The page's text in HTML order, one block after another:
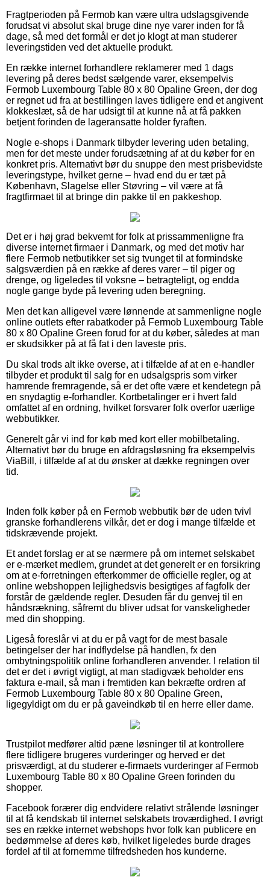
Fragtperioden på Fermob kan være ultra udslagsgivende
forudsat vi absolut skal bruge dine nye varer inden for få
dage, så med det formål er det jo klogt at man studerer
leveringstiden ved det aktuelle produkt.
En række internet forhandlere reklamerer med 1 dags
levering på deres bedst sælgende varer, eksempelvis
Fermob Luxembourg Table 80 x 80 Opaline Green, der dog
er regnet ud fra at bestillingen laves tidligere end et angivent
klokkeslæt, så de har udsigt til at kunne nå at få pakken
betjent forinden de lageransatte holder fyraften.
Nogle e-shops i Danmark tilbyder levering uden betaling,
men for det meste under forudsætning af at du køber for en
konkret pris. Alternativt bør du snuppe den mest prisbevidste
leveringstype, hvilket gerne – hvad end du er tæt på
København, Slagelse eller Støvring – vil være at få
fragtfirmaet til at bringe din pakke til en pakkeshop.
Det er i høj grad bekvemt for folk at prissammenligne fra
diverse internet firmaer i Danmark, og med det motiv har
flere Fermob netbutikker set sig tvunget til at formindske
salgsværdien på en række af deres varer – til piger og
drenge, og ligeledes til voksne – betragteligt, og endda
nogle gange byde på levering uden beregning.
Men det kan alligevel være lønnende at sammenligne nogle
online outlets efter rabatkoder på Fermob Luxembourg Table
80 x 80 Opaline Green forud for at du køber, således at man
er skudsikker på at få fat i den laveste pris.
Du skal trods alt ikke overse, at i tilfælde af at en e-handler
tilbyder et produkt til salg for en udsalgspris som virker
hamrende fremragende, så er det ofte være et kendetegn på
en snydagtig e-forhandler. Kortbetalinger er i hvert fald
omfattet af en ordning, hvilket forsvarer folk overfor uærlige
webbutikker.
Generelt går vi ind for køb med kort eller mobilbetaling.
Alternativt bør du bruge en afdragsløsning fra eksempelvis
ViaBill, i tilfælde af at du ønsker at dække regningen over
tid.
Inden folk køber på en Fermob webbutik bør de uden tvivl
granske forhandlerens vilkår, det er dog i mange tilfælde et
tidskrævende projekt.
Et andet forslag er at se nærmere på om internet selskabet
er e-mærket medlem, grundet at det generelt er en forsikring
om at e-forretningen efterkommer de officielle regler, og at
online webshoppen lejlighedsvis besigtiges af fagfolk der
forstår de gældende regler. Desuden får du genvej til en
håndsrækning, såfremt du bliver udsat for vanskeligheder
med din shopping.
Ligeså foreslår vi at du er på vagt for de mest basale
betingelser der har indflydelse på handlen, fx den
ombytningspolitik online forhandleren anvender. I relation til
det er det i øvrigt vigtigt, at man stadigvæk beholder ens
faktura e-mail, så man i fremtiden kan bekræfte ordren af
Fermob Luxembourg Table 80 x 80 Opaline Green,
ligegyldigt om du er på gaveindkøb til en herre eller dame.
Trustpilot medfører altid pæne løsninger til at kontrollere
flere tidligere brugeres vurderinger og herved er det
prisværdigt, at du studerer e-firmaets vurderinger af Fermob
Luxembourg Table 80 x 80 Opaline Green forinden du
shopper.
Facebook forærer dig endvidere relativt strålende løsninger
til at få kendskab til internet selskabets troværdighed. I øvrigt
ses en række internet webshops hvor folk kan publicere en
bedømmelse af deres køb, hvilket ligeledes burde drages
fordel af til at fornemme tilfredsheden hos kunderne.